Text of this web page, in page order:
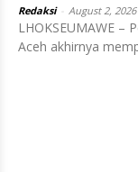
Redaksi August 2, 2026
LHOKSEUMAWE –
Aceh akhirnya